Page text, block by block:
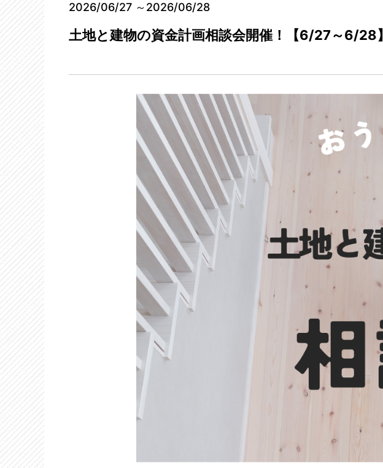
2026/06/27 ～2026/06/28
土地と建物の資金計画相談会開催！【6/27～6/28】